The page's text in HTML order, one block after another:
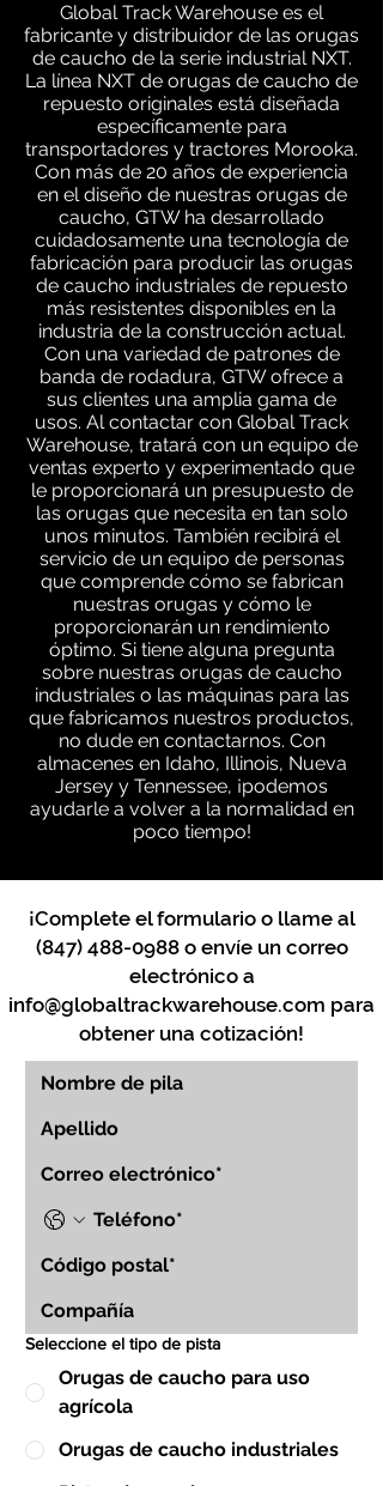
Global Track Warehouse es el
fabricante y distribuidor de las orugas
de caucho de la serie industrial NXT.
La línea NXT de orugas de caucho de
repuesto originales está diseñada
específicamente para
transportadores y tractores Morooka.
Con más de 20 años de experiencia
en el diseño de nuestras orugas de
caucho, GTW ha desarrollado
cuidadosamente una tecnología de
fabricación para producir las orugas
de caucho industriales de repuesto
más resistentes disponibles en la
industria de la construcción actual.
Con una variedad de patrones de
banda de rodadura, GTW ofrece a
sus clientes una amplia gama de
usos. Al contactar con Global Track
Warehouse, tratará con un equipo de
ventas experto y experimentado que
le proporcionará un presupuesto de
las orugas que necesita en tan solo
unos minutos. También recibirá el
servicio de un equipo de personas
que comprende cómo se fabrican
nuestras orugas y cómo le
proporcionarán un rendimiento
óptimo. Si tiene alguna pregunta
sobre nuestras orugas de caucho
industriales o las máquinas para las
que fabricamos nuestros productos,
no dude en contactarnos. Con
almacenes en Idaho, Illinois, Nueva
Jersey y Tennessee, ¡podemos
ayudarle a volver a la normalidad en
poco tiempo!
¡Complete el formulario o llame al
(847) 488-0988o envíe un correo
electrónico a
info@globaltrackwarehouse.com para
obtener una cotización!
Seleccione el tipo de pista
Orugas de caucho para uso
agrícola
Orugas de caucho industriales